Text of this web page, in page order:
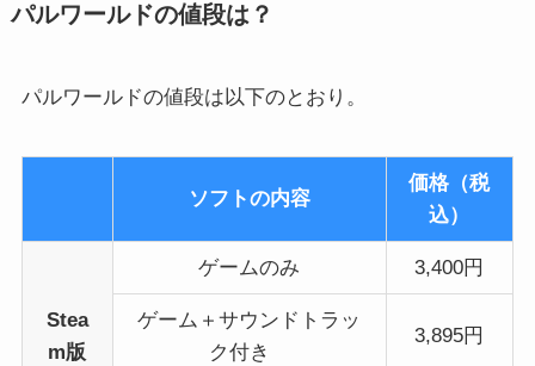
パルワールドの値段は？
パルワールドの値段は以下のとおり。
ソフトの内容
価格（税
込）
Stea
m版
ゲームのみ 3,400円
ゲーム＋サウンドトラッ
ク付き
3,895円